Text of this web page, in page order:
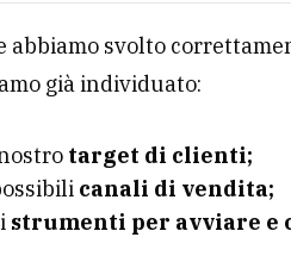
abbiamo svolto
già individuato:
target di clienti;
canali di vendita;
strumenti per avviare e